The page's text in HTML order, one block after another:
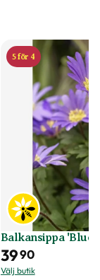
5 för 4
Balkansippa 'Blue
3990
Välj butik